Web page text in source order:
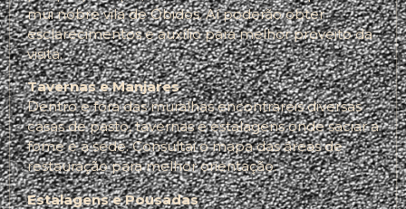
mui nobre vila de Óbidos. Aí poderão obter
esclarecimentos e auxílio para melhor proveito da
visita.
Tavernas e Manjares
Dentro e fora das muralhas encontrareis diversas
casas de pasto, tavernas e estalagens onde saciar a
fome e a sede. Consultai o mapa das áreas de
restauração para melhor orientação.
Estalagens e Pousadas